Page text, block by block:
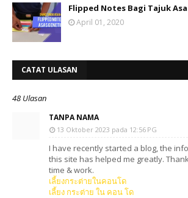
Flipped Notes Bagi Tajuk
April 01, 2020
CATAT ULASAN
48 Ulasan
TANPA NAMA
13 Oktober 2023 pada 12:56 PG
I have recently started a blog, the
this site has helped me greatly.
time & work.
เลี้ยงกระต่ายในคอนโด
เลี้ยง กระต่าย ใน คอน โด